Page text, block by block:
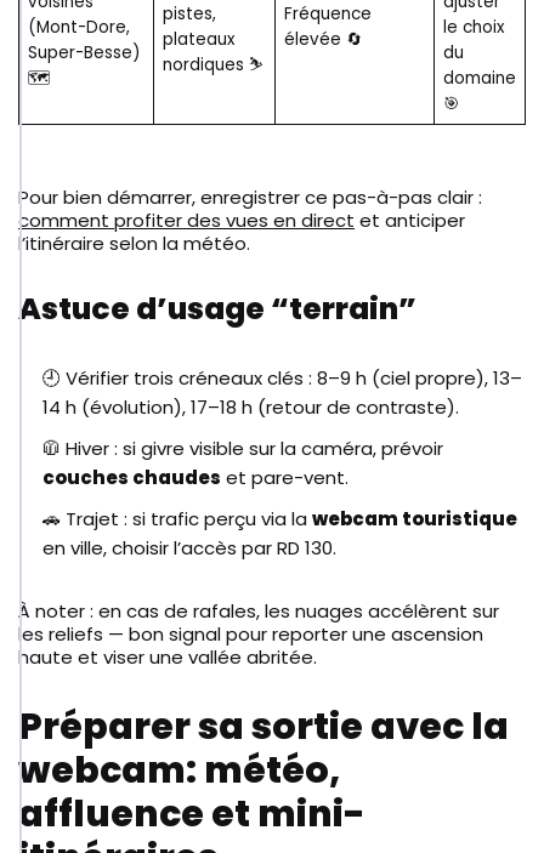
(Mont-Dore,
Super-Besse)
🗺️
pistes,
plateaux
nordiques ⛷️
Fréquence
élevée 🔄
le choix
du
domaine
🎯
Pour bien démarrer, enregistrer ce pas-à-pas clair :
comment profiter des vues en direct et anticiper
l’itinéraire selon la météo.
Astuce d’usage “terrain”
🕘 Vérifier trois créneaux clés : 8–9 h (ciel propre), 13–
14 h (évolution), 17–18 h (retour de contraste).
🧥 Hiver : si givre visible sur la caméra, prévoir
couches chaudes et pare-vent.
🚗 Trajet : si trafic perçu via la webcam touristique
en ville, choisir l’accès par RD 130.
À noter : en cas de rafales, les nuages accélèrent sur
les reliefs — bon signal pour reporter une ascension
haute et viser une vallée abritée.
Préparer sa sortie avec la
webcam: météo,
affluence et mini-